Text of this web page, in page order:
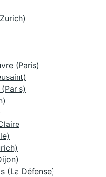
(Paris)
(La Défense)